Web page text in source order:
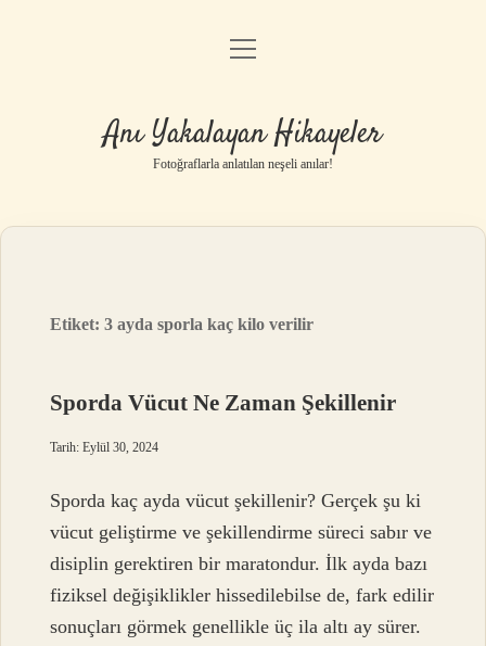
Anasayfa
Yasal Uyarı
menüyü
Anı Yakalayan Hikayeler
Fotoğraflarla anlatılan neşeli anılar!
Etiket:3 ayda sporla kaç kilo verilir
Sporda Vücut Ne Zaman Şekillenir
Tarih: Eylül 30, 2024
Sporda kaç ayda vücut şekillenir? Gerçek şu ki
vücut geliştirme ve şekillendirme süreci sabır ve
disiplin gerektiren bir maratondur. İlk ayda bazı
fiziksel değişiklikler hissedilebilse de, fark edilir
sonuçları görmek genellikle üç ila altı ay sürer.